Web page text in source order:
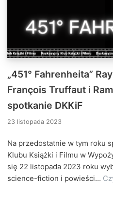
„451° Fahrenheita”
François Truffaut i
spotkanie DKKiF
23 listopada 2023
Na przedostatnie w tym roku
Klubu Książki i Filmu w
się 22 listopada 2023 roku
science-fiction i powieści…